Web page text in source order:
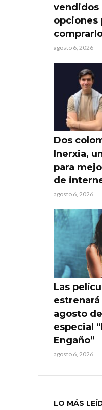
vendidos
opciones
agosto 6, 2026
Dos
Inerxia,
para
de
agosto 6, 2026
Las
agosto
especial
Engaño”
agosto 6, 2026
LO MÁS